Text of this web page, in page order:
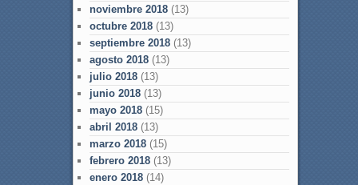
noviembre 2018(13)
octubre 2018(13)
septiembre 2018(13)
agosto 2018(13)
julio 2018(13)
junio 2018(13)
mayo 2018(15)
abril 2018(13)
marzo 2018(15)
febrero 2018(13)
enero 2018(14)